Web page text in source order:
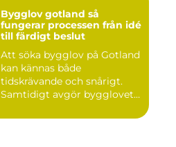
Bygglov gotland så
fungerar processen från idé
till färdigt beslut
Att söka bygglov på Gotland
kan kännas både
tidskrävande och snårigt.
Samtidigt avgör bygglovet